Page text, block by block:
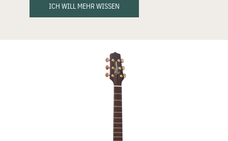
ICH WILL MEHR WISSEN